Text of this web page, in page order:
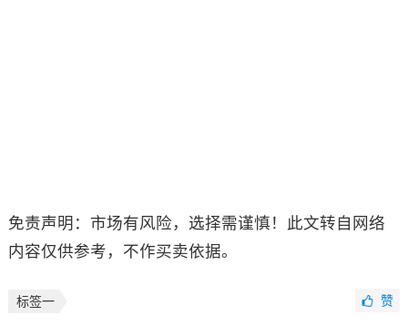
免责声明：市场有风险，选择需谨慎！此文转自网络
内容仅供参考，不作买卖依据。
标签一 赞